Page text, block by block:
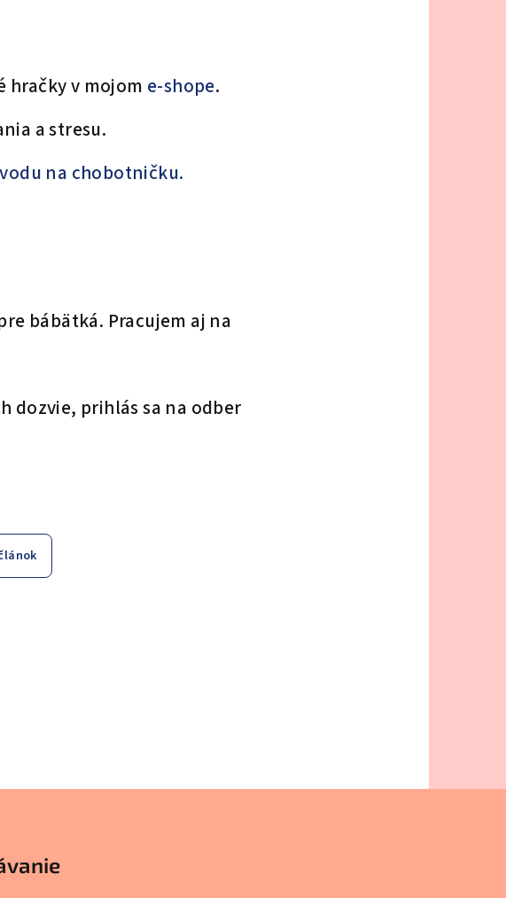
hračky v mojom e-shope.
a stresu.
na chobotničku.
bábätká. Pracujem aj na
dozvie, prihlás sa na odber